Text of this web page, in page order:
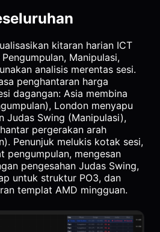
kitaran harian ICT
Manipulasi,
analisis merentas sesi.
penghantaran harga
dagangan: Asia membina
London menyapu
Judas Swing (Manipulasi),
pergerakan arah
Penunjuk melukis kotak sesi,
pengumpulan, mengesan
pengesahan Judas Swing,
untuk struktur PO3, dan
templat AMD mingguan.